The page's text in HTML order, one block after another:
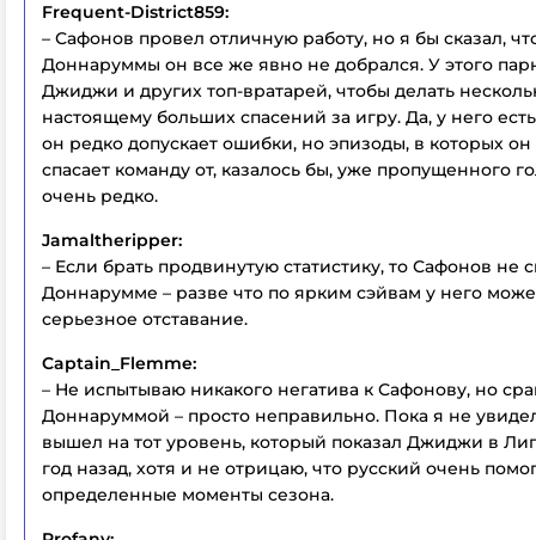
Frequent-District859:
– Сафонов провел отличную работу, но я бы сказал,
Доннаруммы он все же явно не добрался. У этого
Джиджи и других топ-вратарей, чтобы делать
настоящему больших спасений за игру. Да, у него
он редко допускает ошибки, но эпизоды, в которых
спасает команду от, казалось бы, уже пропущенного
очень редко.
Jamaltheripper:
– Если брать продвинутую статистику, то Сафонов не
Доннарумме – разве что по ярким сэйвам у него
серьезное отставание.
Captain_Flemme:
– Не испытываю никакого негатива к Сафонову, но
Доннаруммой – просто неправильно. Пока я не
вышел на тот уровень, который показал Джиджи в
год назад, хотя и не отрицаю, что русский очень
определенные моменты сезона.